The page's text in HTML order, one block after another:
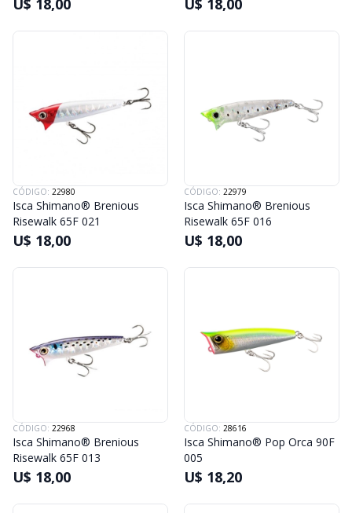
U$ 18,00 U$ 18,00
CÓDIGO: 22980
Isca Shimano® Brenious
Risewalk 65F 021
U$ 18,00
CÓDIGO: 22979
Isca Shimano® Brenious
Risewalk 65F 016
U$ 18,00
CÓDIGO: 22968
Isca Shimano® Brenious
Risewalk 65F 013
U$ 18,00
CÓDIGO: 28616
Isca Shimano® Pop Orca 90F
005
U$ 18,20